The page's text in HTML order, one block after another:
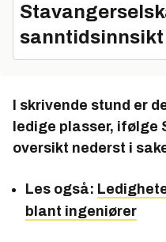
I skrivende stund er
ledige plasser, ifølge
oversikt nederst i
Les også:
blant ingeniører